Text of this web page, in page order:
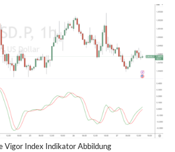
Vigor Index Indikator Abbildung